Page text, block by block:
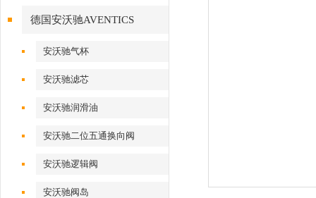
德国安沃驰AVENTICS
安沃驰气杯
安沃驰滤芯
安沃驰润滑油
安沃驰二位五通换向阀
安沃驰逻辑阀
安沃驰阀岛